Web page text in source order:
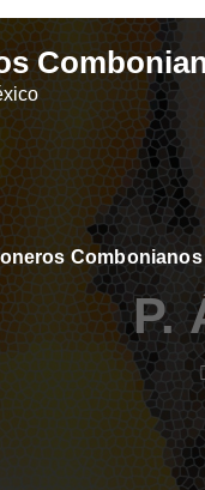
Combonianos
P.